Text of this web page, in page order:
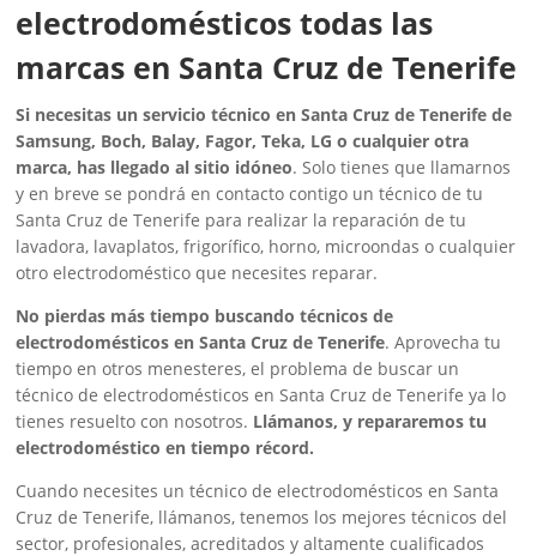
electrodomésticos todas las
marcas en Santa Cruz de Tenerife
Si necesitas un servicio técnico en Santa Cruz de Tenerife de
Samsung, Boch, Balay, Fagor, Teka, LG o cualquier otra
marca, has llegado al sitio idóneo. Solo tienes que llamarnos
y en breve se pondrá en contacto contigo un técnico de tu
Santa Cruz de Tenerife para realizar la reparación de tu
lavadora, lavaplatos, frigorífico, horno, microondas o cualquier
otro electrodoméstico que necesites reparar.
No pierdas más tiempo buscando técnicos de
electrodomésticos en Santa Cruz de Tenerife. Aprovecha tu
tiempo en otros menesteres, el problema de buscar un
técnico de electrodomésticos en Santa Cruz de Tenerife ya lo
tienes resuelto con nosotros. Llámanos, y repararemos tu
electrodoméstico en tiempo récord.
Cuando necesites un técnico de electrodomésticos en Santa
Cruz de Tenerife, llámanos, tenemos los mejores técnicos del
sector, profesionales, acreditados y altamente cualificados